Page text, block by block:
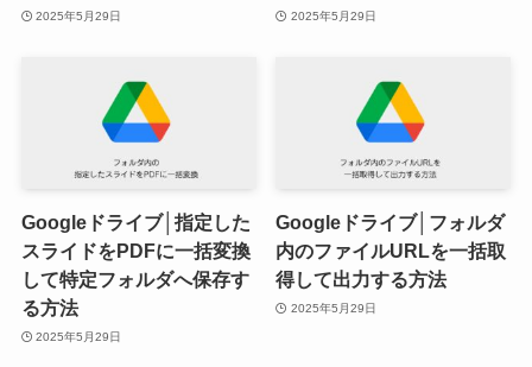
2025年5月29日 2025年5月29日
Googleドライブ│指定した
スライドをPDFに一括変換
して特定フォルダへ保存す
る方法
2025年5月29日
Googleドライブ│フォルダ
内のファイルURLを一括取
得して出力する方法
2025年5月29日